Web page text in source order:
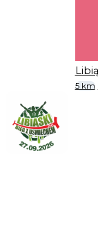
5 km